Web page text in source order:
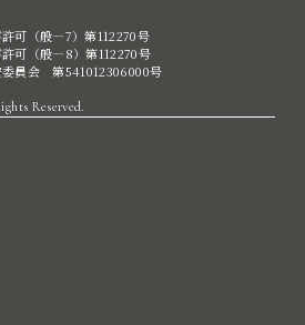
可（般―7）第112270号
可（般―8）第112270号
員会 第541012306000号
Reserved.